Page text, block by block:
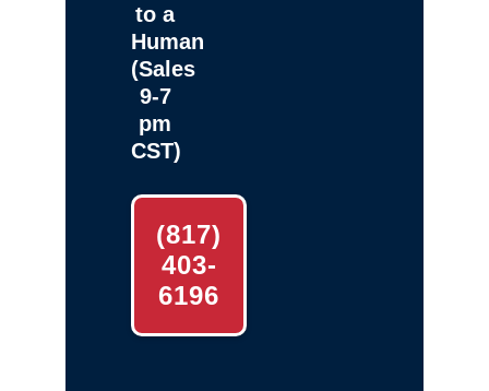
to a
Human
(Sales
9-7
pm
CST)
(817)
403-
6196